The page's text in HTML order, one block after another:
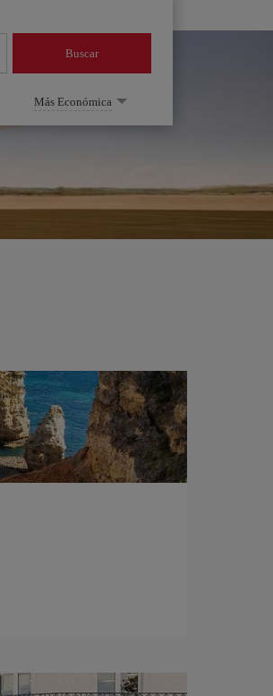
Buscar
Más Económica